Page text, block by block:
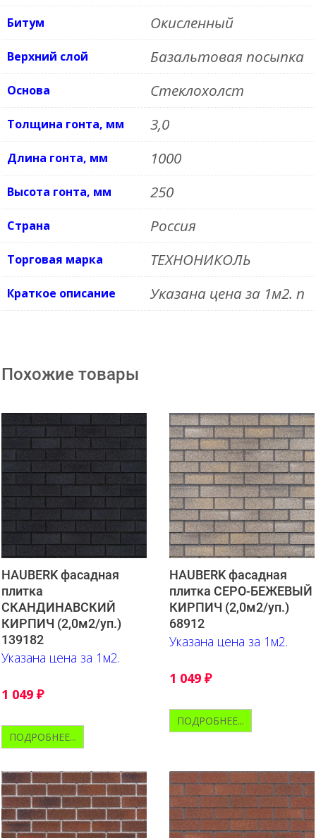
Битум Окисленный
Верхний слой Базальтовая посыпка
Основа Стеклохолст
Толщина гонта, мм 3,0
Длина гонта, мм 1000
Высота гонта, мм 250
Страна Россия
Торговая марка ТЕХНОНИКОЛЬ
Краткое описание Указана цена за 1м2. n
Похожие товары
HAUBERK фасадная
плитка
СКАНДИНАВСКИЙ
КИРПИЧ (2,0м2/уп.)
139182
Указана цена за 1м2.
1 049 ₽
ПОДРОБНЕЕ...
HAUBERK фасадная
плитка СЕРО-БЕЖЕВЫЙ
КИРПИЧ (2,0м2/уп.)
68912
Указана цена за 1м2.
1 049 ₽
ПОДРОБНЕЕ...